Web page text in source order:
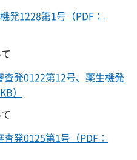
発1228第1号（PDF：
発0122第12号、薬生機発
）
発0125第1号（PDF：